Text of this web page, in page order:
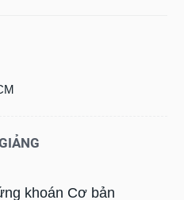
khoán Cơ bản